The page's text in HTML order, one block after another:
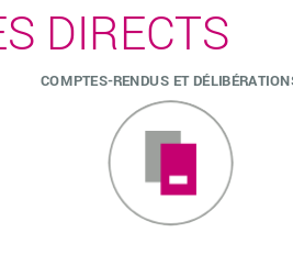
DIRECTS
COMPTES-RENDUS ET